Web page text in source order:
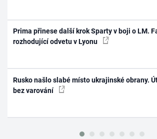
Prima přinese další krok Sparty v boji o LM.
rozhodující odvetu v Lyonu
Rusko našlo slabé místo ukrajinské obrany.
bez varování